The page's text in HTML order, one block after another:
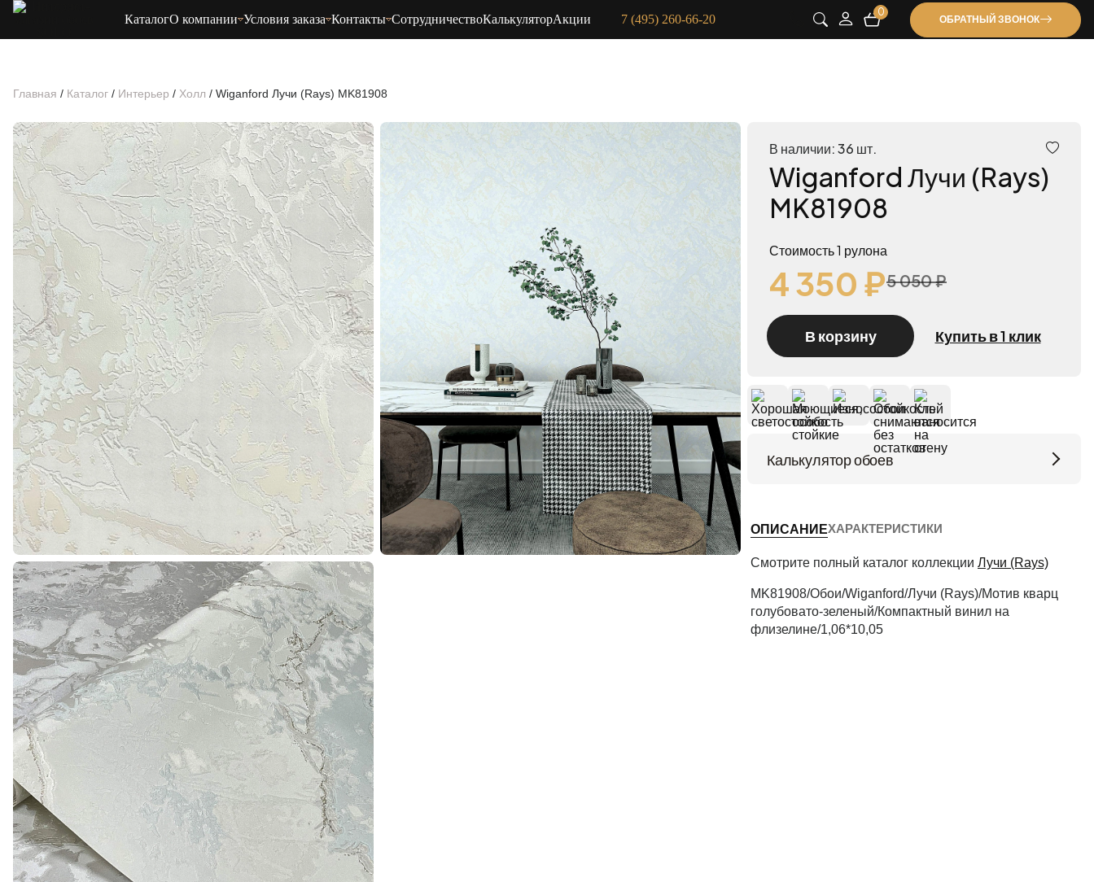
КаталогО компании Условия заказа Контакты СотрудничествоКалькуляторАкции 7 (495) 260-66-20
0
ОБРАТНЫЙ ЗВОНОК
Главная / Каталог / Интерьер / Холл / Wiganford Лучи (Rays) MK81908
В наличии: 36 шт.
Wiganford Лучи (Rays)
MK81908
Стоимость 1 рулона
4 350 ₽5 050 ₽
В корзину Купить в 1 клик
Калькулятор обоев
Периметр комнаты (м)
Рассчитать
ОПИСАНИЕХАРАКТЕРИСТИКИ
Смотрите полный каталог коллекции Лучи (Rays)
MK81908/Обои/Wiganford/Лучи (Rays)/Мотив кварц
голубовато-зеленый/Компактный винил на
флизелине/1,06*10,05